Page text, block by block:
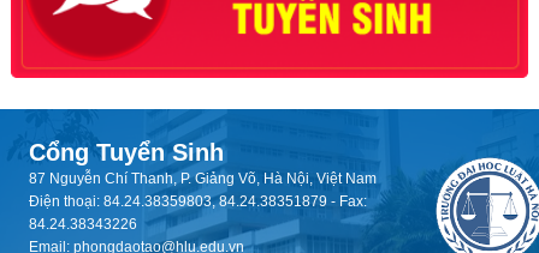
Cổng Tuyển Sinh
87 Nguyễn Chí Thanh, P. Giảng Võ, Hà Nội, Việt Nam
Điện thoại: 84.24.38359803, 84.24.38351879 - Fax:
84.24.38343226
Email: phongdaotao@hlu.edu.vn